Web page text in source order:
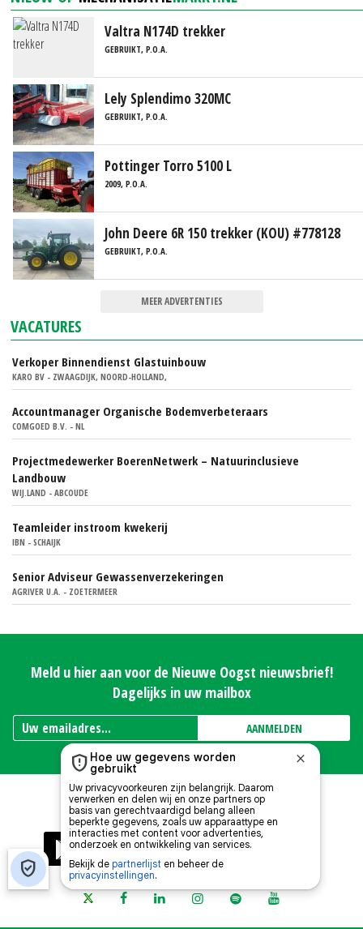
Valtra N174D trekker
GEBRUIKT, P.O.A.
Lely Splendimo 320MC
GEBRUIKT, P.O.A.
Pottinger Torro 5100 L
2009, P.O.A.
John Deere 6R 150 trekker (KOU) #778128
GEBRUIKT, P.O.A.
MEER ADVERTENTIES
VACATURES
Verkoper Binnendienst Glastuinbouw
KARO BV - ZWAAGDIJK, NOORD-HOLLAND,
Accountmanager Organische Bodemverbeteraars
COMGOED B.V. - NL
Projectmedewerker BoerenNetwerk – Natuurinclusieve
Landbouw
WIJ.LAND - ABCOUDE
Teamleider instroom kwekerij
IBN - SCHAIJK
Senior Adviseur Gewassenverzekeringen
AGRIVER U.A. - ZOETERMEER
Meld u hier aan voor de Nieuwe Oogst nieuwsbrief!
Dagelijks in uw mailbox
AANMELDEN